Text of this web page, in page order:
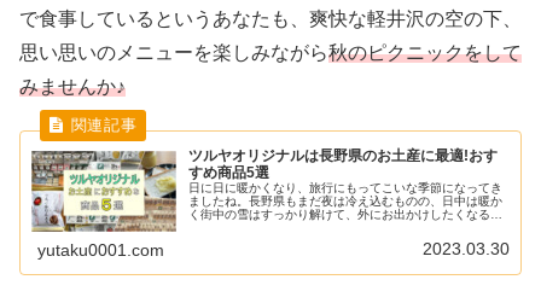
で食事しているというあなたも、爽快な軽井沢の空の下、
思い思いのメニューを楽しみながら秋のピクニックをして
みませんか♪
ツルヤオリジナルは長野県のお土産に最適!おす
すめ商品5選
日に日に暖かくなり、旅行にもってこいな季節になってき
ましたね。長野県もまだ夜は冷え込むものの、日中は暖か
く街中の雪はすっかり解けて、外にお出かけしたくなる気
yutaku0001.com 2023.03.30